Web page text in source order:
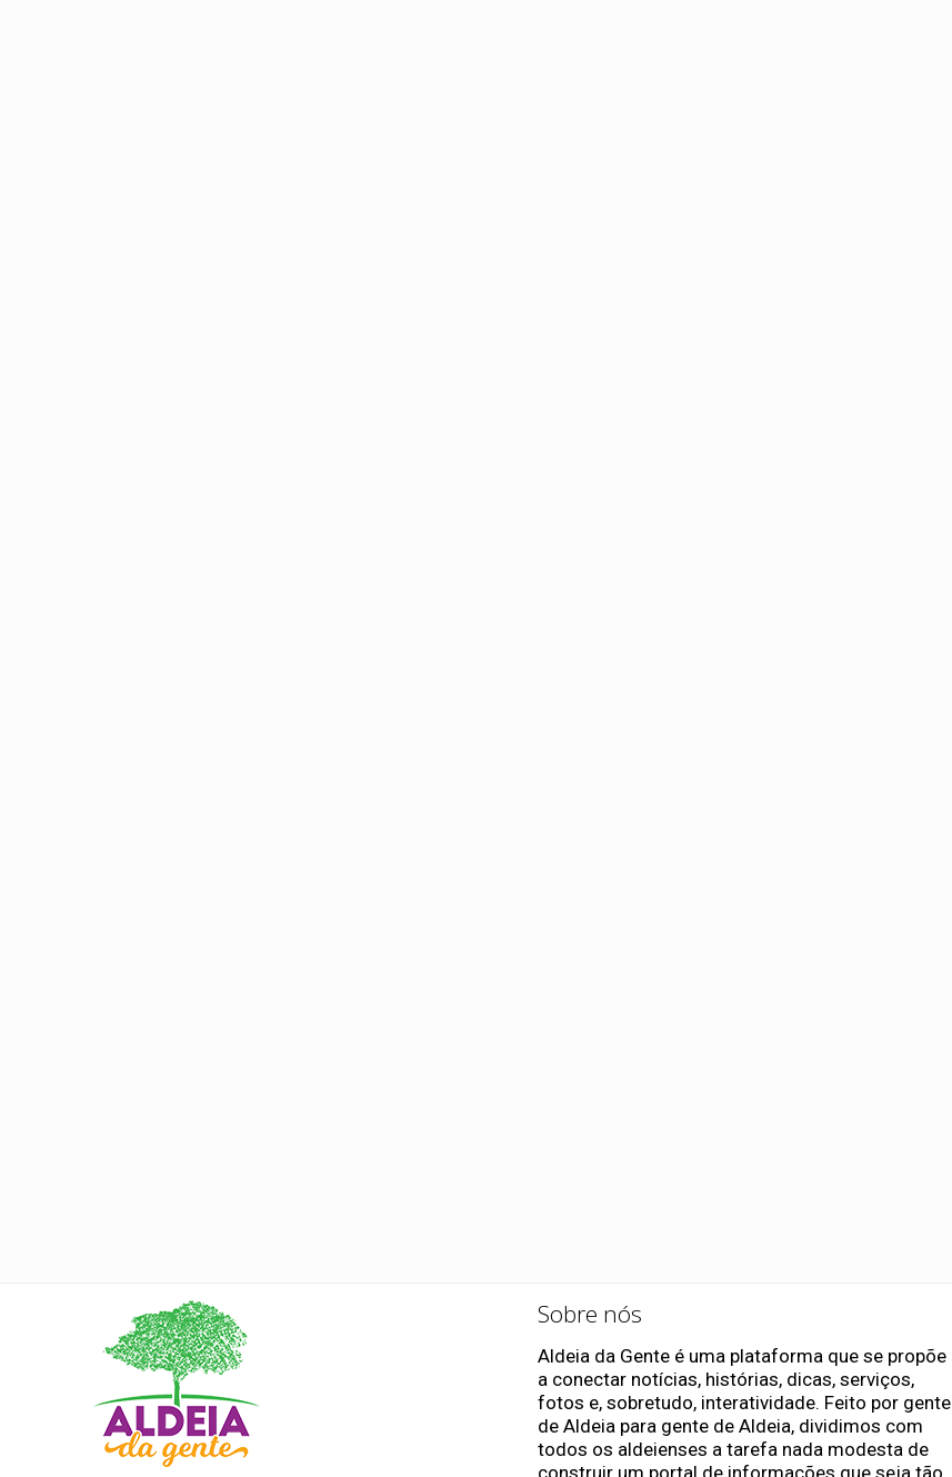
Sobre nós
Aldeia da Gente é uma plataforma que se propõe
a conectar notícias, histórias, dicas, serviços,
fotos e, sobretudo, interatividade. Feito por gente
de Aldeia para gente de Aldeia, dividimos com
todos os aldeienses a tarefa nada modesta de
construir um portal de informações que seja tão